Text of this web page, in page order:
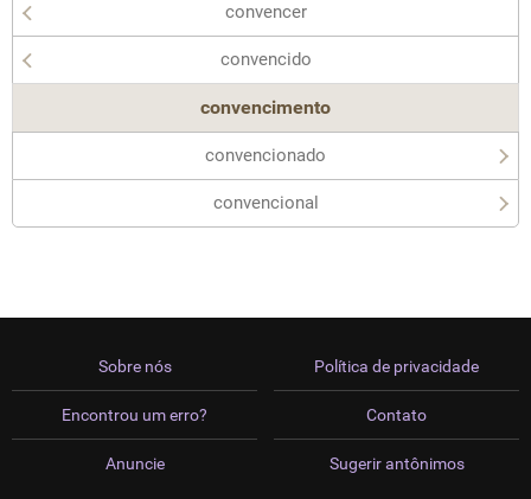
convencer
convencido
convencimento
convencionado
convencional
Sobre nós
Encontrou um erro?
Anuncie
Política de privacidade
Contato
Sugerir antônimos